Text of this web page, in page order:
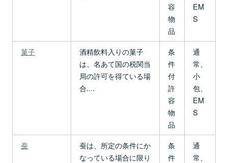
容
物
品
EM
S
菓子
酒精飲料入りの菓子
は、名あて国の税関当
局の許可を得ている場
合....
条
件
付
許
容
物
品
通
常、
小
包、
EM
S
蚕
蚕は、所定の条件にか
なっている場合に限り
条
件
通
常、